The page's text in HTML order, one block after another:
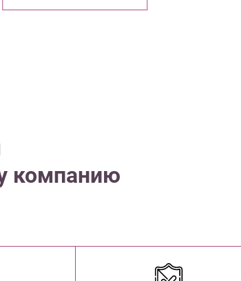
компанию